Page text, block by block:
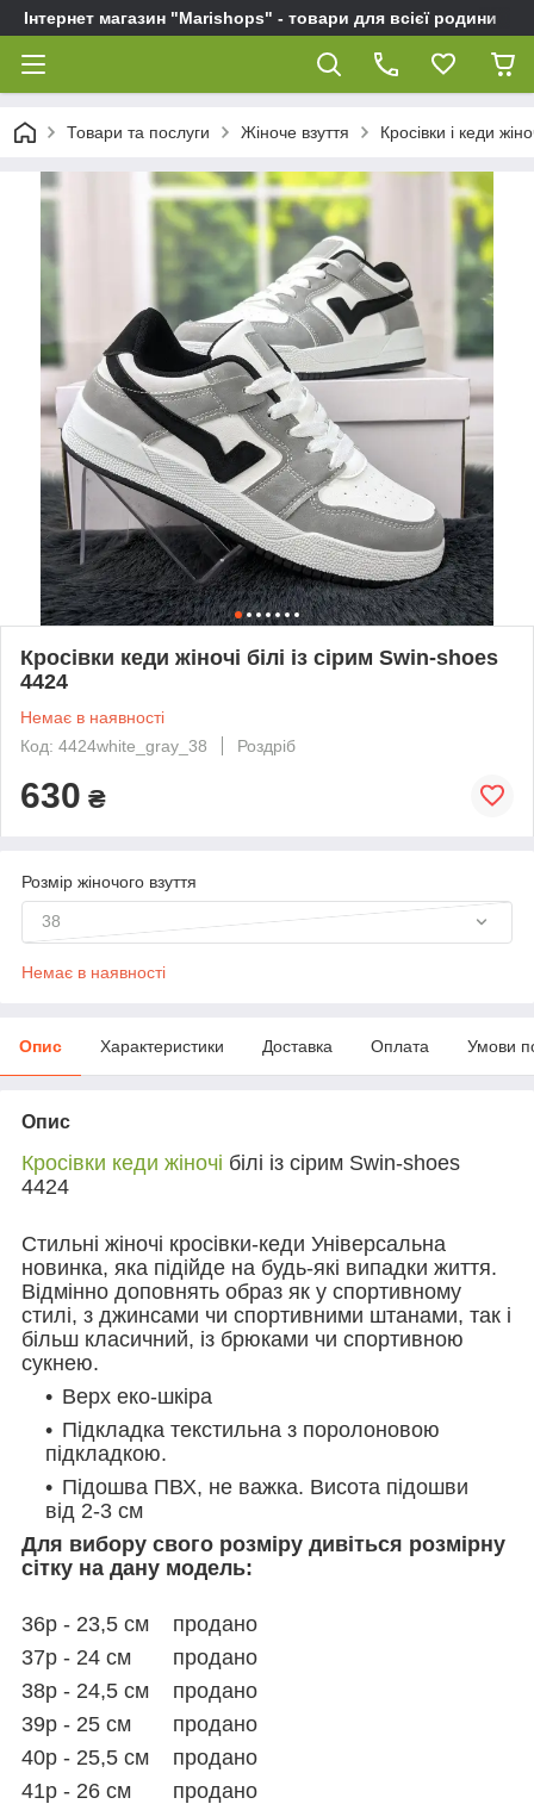
Інтернет магазин "Marishops" - товари для всієї родини
Товари та послуги Жіноче взуття Кросівки і кеди
Кросівки кеди жіночі білі із сірим Swin-shoes
4424
Немає в наявності
Код: 4424white_gray_38
Роздріб
630 ₴
Розмір жіночого взуття
38
Немає в наявності
Опис Характеристики Доставка Оплата Умови
Опис
Кросівки кеди жіночі білі із сірим Swin-shoes
4424
Стильні жіночі кросівки-кеди Універсальна
новинка, яка підійде на будь-які випадки життя.
Відмінно доповнять образ як у спортивному
стилі, з джинсами чи спортивними штанами, так і
більш класичний, із брюками чи спортивною
сукнею.
Верх еко-шкіра
Підкладка текстильна з поролоновою
підкладкою.
Підошва ПВХ, не важка. Висота підошви
від 2-3 см
Для вибору свого розміру дивіться розмірну
сітку на дану модель:
36р - 23,5 см продано
37р - 24 см продано
38р - 24,5 см продано
39р - 25 см продано
40р - 25,5 см продано
41р - 26 см продано